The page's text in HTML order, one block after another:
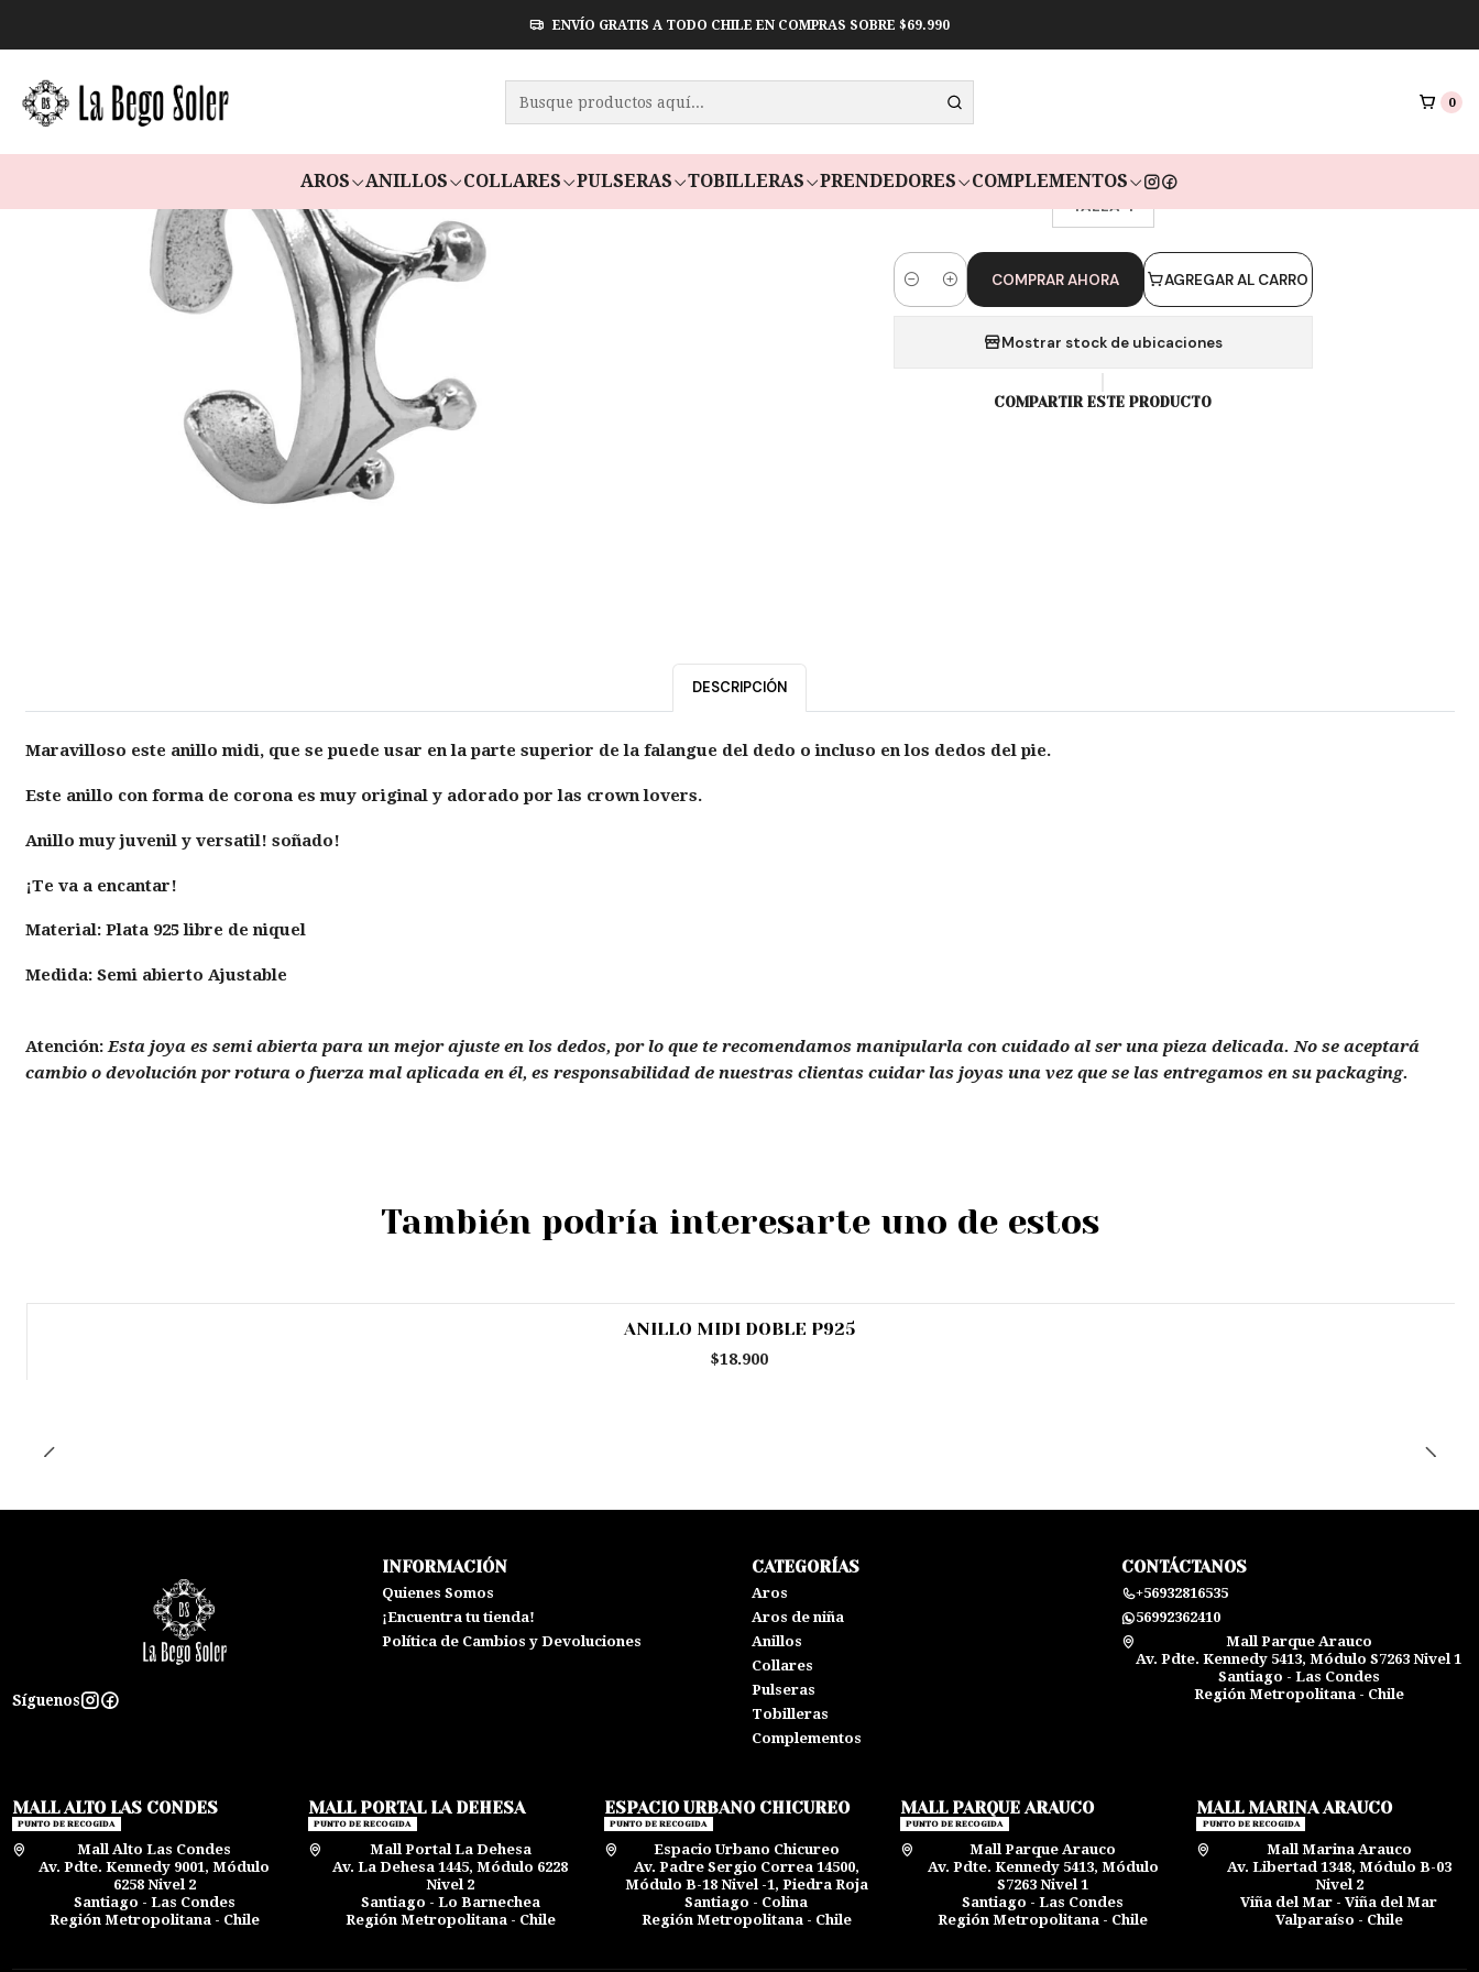
0
AROS ANILLOS COLLARES PULSERAS TOBILLERAS PRENDEDORES COMPLEMENTOS
ENVÍO GRATIS A TODO CHILE EN COMPRAS SOBRE $69.990
ANILLO MIDI CROWN P925
Paga en 3 cuotas de $5.633 sin interés con Mercado pago🔥
TALLA [AMERICANA]
TALLA 4
Cantidad
AGREGAR AL CARRO
COMPRAR AHORA
Mostrar stock de ubicaciones
COMPARTIR ESTE PRODUCTO
DESCRIPCIÓN
Maravilloso este anillo midi, que se puede usar en la parte superior de la falangue del dedo o incluso en los dedos del pie.
Este anillo con forma de corona es muy original y adorado por las crown lovers.
Anillo muy juvenil y versatil! soñado!
¡Te va a encantar!
Material: Plata 925 libre de niquel
Medida: Semi abierto Ajustable
Atención: Esta joya es semi abierta para un mejor ajuste en los dedos, por lo que te recomendamos manipularla con cuidado al ser una pieza delicada. No se aceptará
cambio o devolución por rotura o fuerza mal aplicada en él, es responsabilidad de nuestras clientas cuidar las joyas una vez que se las entregamos en su packaging.
También podría interesarte uno de estos
ANILLO MIDI DOBLE P925
$18.900
Síguenos
INFORMACIÓN
Quienes Somos
¡Encuentra tu tienda!
Política de Cambios y Devoluciones
CATEGORÍAS
Aros
Aros de niña
Anillos
Collares
Pulseras
Tobilleras
Complementos
CONTÁCTANOS
+56932816535
56992362410
Mall Parque Arauco
Av. Pdte. Kennedy 5413, Módulo S7263 Nivel 1
Santiago - Las Condes
Región Metropolitana - Chile
MALL ALTO LAS CONDES
PUNTO DE RECOGIDA
Mall Alto Las Condes
Av. Pdte. Kennedy 9001, Módulo
6258 Nivel 2
Santiago - Las Condes
Región Metropolitana - Chile
MALL PORTAL LA DEHESA
PUNTO DE RECOGIDA
Mall Portal La Dehesa
Av. La Dehesa 1445, Módulo 6228
Nivel 2
Santiago - Lo Barnechea
Región Metropolitana - Chile
ESPACIO URBANO CHICUREO
PUNTO DE RECOGIDA
Espacio Urbano Chicureo
Av. Padre Sergio Correa 14500,
Módulo B-18 Nivel -1, Piedra Roja
Santiago - Colina
Región Metropolitana - Chile
MALL PARQUE ARAUCO
PUNTO DE RECOGIDA
Mall Parque Arauco
Av. Pdte. Kennedy 5413, Módulo
S7263 Nivel 1
Santiago - Las Condes
Región Metropolitana - Chile
MALL MARINA ARAUCO
PUNTO DE RECOGIDA
Mall Marina Arauco
Av. Libertad 1348, Módulo B-03
Nivel 2
Viña del Mar - Viña del Mar
Valparaíso - Chile